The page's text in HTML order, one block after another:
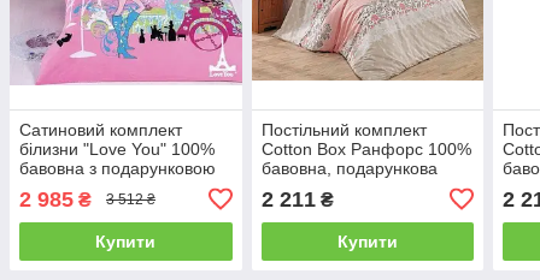
Сатиновий комплект
білизни "Love You" 100%
бавовна з подарунковою
упаковкою двоспальний -
євро
2 985 ₴ 3 512 ₴
Купити
Постільний комплект
Cotton Box Ранфорс 100%
бавовна, подарункова
євро
2 211₴
Купити
євро
2